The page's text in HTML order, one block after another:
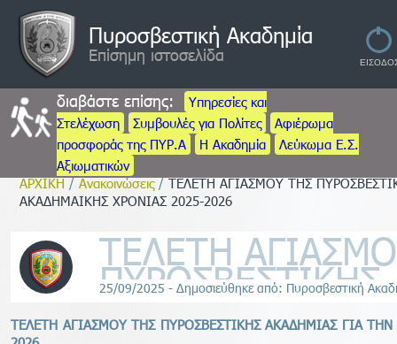
Πυροσβεστική Ακαδημία
Επίσημη ιστοσελίδα
διαβάστε επίσης:
Υπηρεσίες και
Στελέχωση
Συμβουλές για Πολίτες
Αφιέρωμα
προσφοράς της ΠΥΡ.Α
Η Ακαδημία
Λεύκωμα Ε.Σ.
Αξιωματικών
ΑΡΧΙΚΗ/Ανακοινώσεις/ΤΕΛΕΤΗ ΑΓΙΑΣΜΟΥ ΤΗΣ
ΑΚΑΔΗΜΑΙΚΗΣ ΧΡΟΝΙΑΣ 2025-2026
ΤΕΛΕΤΗ
ΠΥΡΟΣΒΕΣΤΙΚΗΣ
ΤΗΝ ΕΝΑΡΞΗ
25/09/2025 - Δημοσιεύθηκε από: Πυροσβεστική
ΤΕΛΕΤΗ ΑΓΙΑΣΜΟΥ ΤΗΣ ΠΥΡΟΣΒΕΣΤΙΚΗΣ ΑΚΑΔΗΜΙΑΣ ΓΙΑ